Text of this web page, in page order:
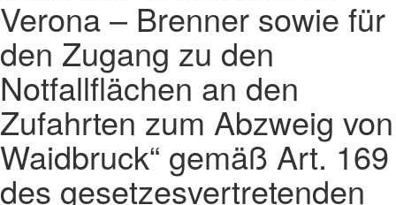
Verona – Brenner sowie für
den Zugang zu den
Notfallflächen an den
Zufahrten zum Abzweig von
Waidbruck“ gemäß Art. 169
des gesetzesvertretenden